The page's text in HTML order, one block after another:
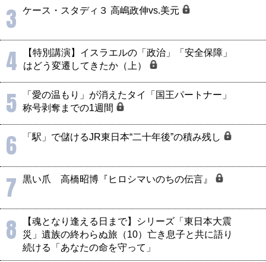
3 ケース・スタディ３ 高嶋政伸vs.美元
4
【特別講演】イスラエルの「政治」「安全保障」
はどう変遷してきたか（上）
5
「愛の温もり」が消えたタイ「国王パートナー」
称号剥奪までの1週間
6 「駅」で儲けるJR東日本“二十年後”の積み残し
7 黒い爪 高橋昭博『ヒロシマいのちの伝言』
8
【魂となり逢える日まで】シリーズ「東日本大震
災」遺族の終わらぬ旅（10）亡き息子と共に語り
続ける「あなたの命を守って」